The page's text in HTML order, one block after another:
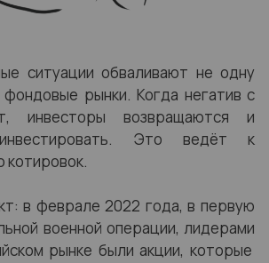
ситуации обваливают не одну
рынки. Когда негатив с
инвесторы возвращаются и
Это ведёт к
котировок.
в феврале 2022 года, в первую
военной операции, лидерами
рынке были акции, которые